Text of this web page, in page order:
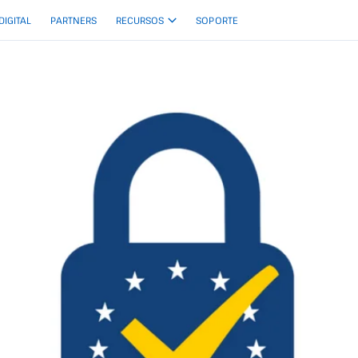
PARTNERS RECURSOS SOPORTE